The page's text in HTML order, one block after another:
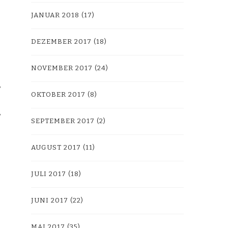
JANUAR 2018 (17)
DEZEMBER 2017 (18)
NOVEMBER 2017 (24)
OKTOBER 2017 (8)
SEPTEMBER 2017 (2)
AUGUST 2017 (11)
JULI 2017 (18)
JUNI 2017 (22)